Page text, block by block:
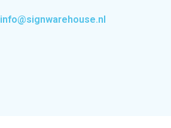
info@signwarehouse.nl